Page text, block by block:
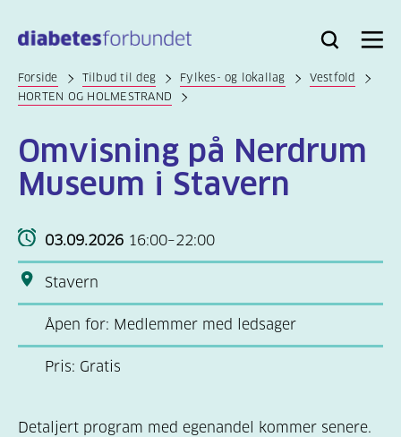
hovedinnhold
Bli
Logg
Søk Meny
Forside Tilbud til deg Fylkes- og lokallag
Vestfold
HORTEN OG HOLMESTRAND
Omvisning på Nerdrum
Museum i Stavern
03.09.2026 16:00–22:00
Stavern
Åpen for: Medlemmer med ledsager
Pris: Gratis
Detaljert program med egenandel kommer senere.